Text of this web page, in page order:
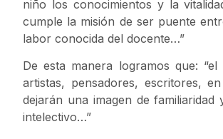
niño los conocimientos y la
cumple la misión de ser puente
labor conocida del docente…”
De esta manera logramos que:
artistas, pensadores, escritores,
dejarán una imagen de
intelectivo…”